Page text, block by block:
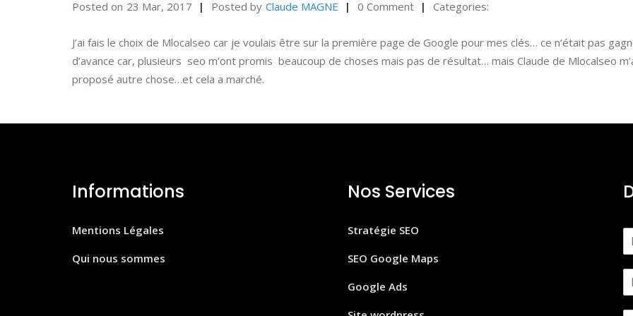
Posted on 23 Mar, 2017 Posted by Claude MAGNE 0 Comment Categories:
J’ai fais le choix de Mlocalseo car je voulais être sur la première page de Google pour mes clés… ce n’était pas
d’avance car, plusieurs seo m’ont promis beaucoup de choses mais pas de résultat… mais Claude de Mlocalseo
proposé autre chose…et cela a marché.
Informations
Mentions Légales
Qui nous sommes
Nos Services
Stratégie SEO
SEO Google Maps
Google Ads
m